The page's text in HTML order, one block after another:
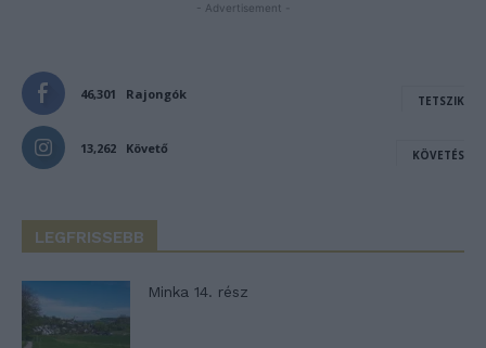
- Advertisement -
46,301 Rajongók TETSZIK
13,262 Követő KÖVETÉS
LEGFRISSEBB
Minka 14. rész